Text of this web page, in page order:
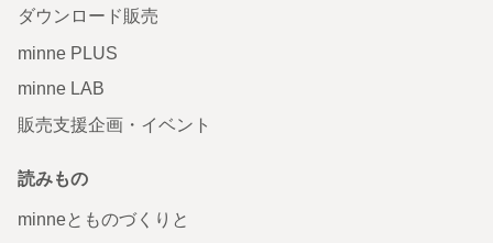
ダウンロード販売
minne PLUS
minne LAB
販売支援企画・イベント
読みもの
minneとものづくりと